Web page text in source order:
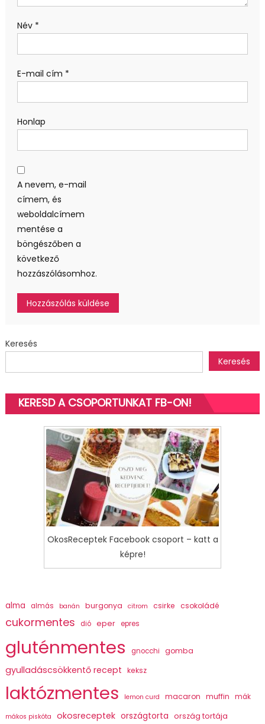
Név *
E-mail cím *
Honlap
A nevem, e-mail
címem, és
weboldalcímem
mentése a
böngészőben a
következő
hozzászólásomhoz.
Keresés
Keresés
KERESD A CSOPORTUNKAT FB-ON!
OkosReceptek Facebook csoport – katt a
képre!
alma almás banán burgonya citrom csirke csokoládé
cukormentes dió eper epres
gluténmentes gnocchi gomba
gyulladáscsökkentő recept keksz
laktózmentes lemon curd macaron muffin mák
mákos piskóta okosreceptek országtorta ország tortája